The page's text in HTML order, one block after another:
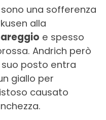
una sofferenza
alla
e spesso
Andrich però
posto entra
giallo per
causato